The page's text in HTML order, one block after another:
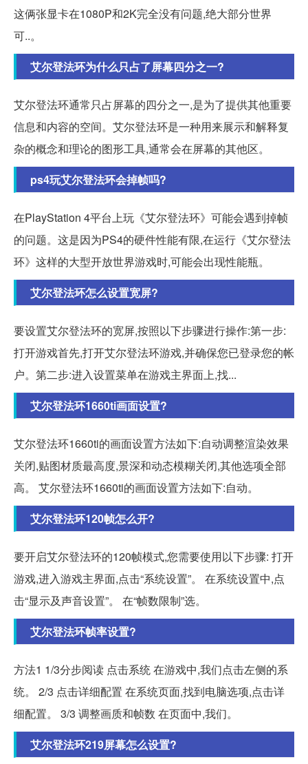
这俩张显卡在1080P和2K完全没有问题,绝大部分世界
可..。
艾尔登法环为什么只占了屏幕四分之一?
艾尔登法环通常只占屏幕的四分之一,是为了提供其他重要
信息和内容的空间。艾尔登法环是一种用来展示和解释复
杂的概念和理论的图形工具,通常会在屏幕的其他区。
ps4玩艾尔登法环会掉帧吗?
在PlayStation 4平台上玩《艾尔登法环》可能会遇到掉帧
的问题。这是因为PS4的硬件性能有限,在运行《艾尔登法
环》这样的大型开放世界游戏时,可能会出现性能瓶。
艾尔登法环怎么设置宽屏?
要设置艾尔登法环的宽屏,按照以下步骤进行操作:第一步:
打开游戏首先,打开艾尔登法环游戏,并确保您已登录您的帐
户。第二步:进入设置菜单在游戏主界面上,找...
艾尔登法环1660ti画面设置?
艾尔登法环1660ti的画面设置方法如下:自动调整渲染效果
关闭,贴图材质最高度,景深和动态模糊关闭,其他选项全部
高。 艾尔登法环1660ti的画面设置方法如下:自动。
艾尔登法环120帧怎么开?
要开启艾尔登法环的120帧模式,您需要使用以下步骤: 打开
游戏,进入游戏主界面,点击“系统设置”。 在系统设置中,点
击“显示及声音设置”。 在“帧数限制”选。
艾尔登法环帧率设置?
方法1 1/3分步阅读 点击系统 在游戏中,我们点击左侧的系
统。 2/3 点击详细配置 在系统页面,找到电脑选项,点击详
细配置。 3/3 调整画质和帧数 在页面中,我们。
艾尔登法环219屏幕怎么设置?